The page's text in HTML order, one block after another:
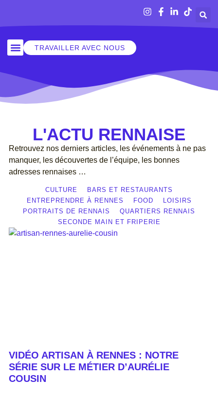
TRAVAILLER AVEC NOUS
L'ACTU RENNAISE
Retrouvez nos derniers articles, les événements à ne pas
manquer, les découvertes de l’équipe, les bonnes
adresses rennaises …
CULTURE
BARS ET RESTAURANTS
ENTREPRENDRE À RENNES
FOOD
LOISIRS
PORTRAITS DE RENNAIS
QUARTIERS RENNAIS
SECONDE MAIN ET FRIPERIE
VIDÉO ARTISAN À RENNES : NOTRE
SÉRIE SUR LE MÉTIER D’AURÉLIE
COUSIN